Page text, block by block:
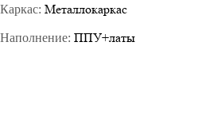
Каркас: Металлокаркас
Наполнение: ППУ+латы